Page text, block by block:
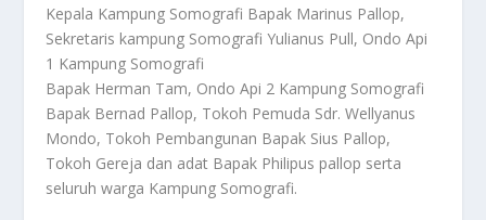
Kepala Kampung Somografi Bapak Marinus Pallop,
Sekretaris kampung Somografi Yulianus Pull, Ondo Api
1 Kampung Somografi
Bapak Herman Tam, Ondo Api 2 Kampung Somografi
Bapak Bernad Pallop, Tokoh Pemuda Sdr. Wellyanus
Mondo, Tokoh Pembangunan Bapak Sius Pallop,
Tokoh Gereja dan adat Bapak Philipus pallop serta
seluruh warga Kampung Somografi.